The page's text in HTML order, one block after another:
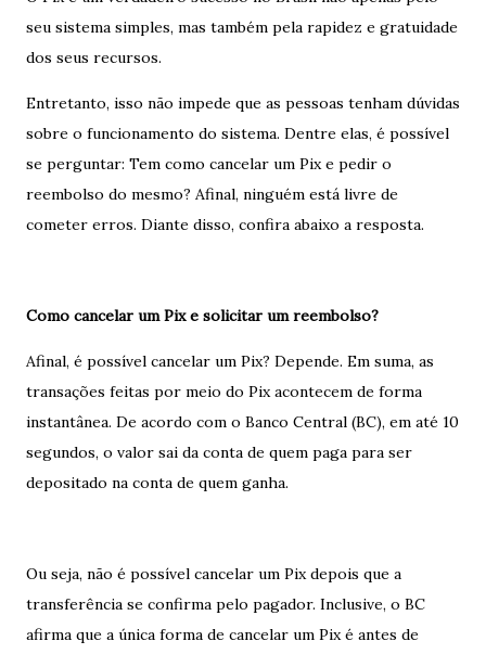
seu sistema simples, mas também pela rapidez e gratuidade
dos seus recursos.
Entretanto, isso não impede que as pessoas tenham dúvidas
sobre o funcionamento do sistema. Dentre elas, é possível
se perguntar: Tem como cancelar um Pix e pedir o
reembolso do mesmo? Afinal, ninguém está livre de
cometer erros. Diante disso, confira abaixo a resposta.
Como cancelar um Pix e solicitar um reembolso?
Afinal, é possível cancelar um Pix? Depende. Em suma, as
transações feitas por meio do Pix acontecem de forma
instantânea. De acordo com o Banco Central (BC), em até 10
segundos, o valor sai da conta de quem paga para ser
depositado na conta de quem ganha.
Ou seja, não é possível cancelar um Pix depois que a
transferência se confirma pelo pagador. Inclusive, o BC
afirma que a única forma de cancelar um Pix é antes de